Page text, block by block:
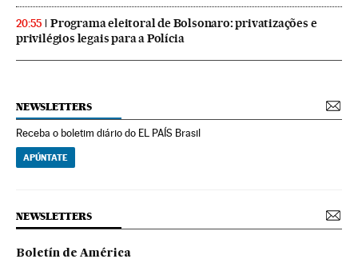
20:55
Programa eleitoral de Bolsonaro: privatizações e
privilégios legais para a Polícia
NEWSLETTERS
Receba o boletim diário do EL PAÍS Brasil
APÚNTATE
NEWSLETTERS
Boletín de América